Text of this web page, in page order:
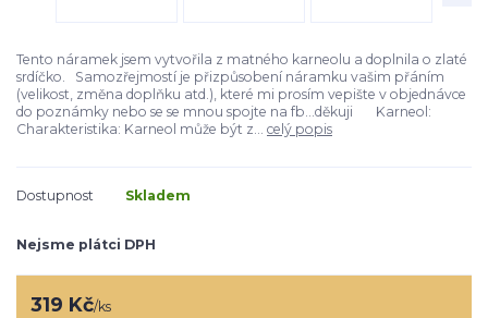
Tento náramek jsem vytvořila z matného karneolu a doplnila o zlaté
srdíčko. Samozřejmostí je přizpůsobení náramku vašim přáním
(velikost, změna doplňku atd.), které mi prosím vepište v objednávce
do poznámky nebo se se mnou spojte na fb...děkuji Karneol:
Charakteristika: Karneol může být z... celý popis
Dostupnost Skladem
Nejsme plátci DPH
319 Kč/ks